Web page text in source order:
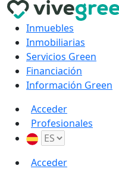
Inmuebles
Inmobiliarias
Servicios Green
Financiación
Información Green
Acceder
Profesionales
Acceder